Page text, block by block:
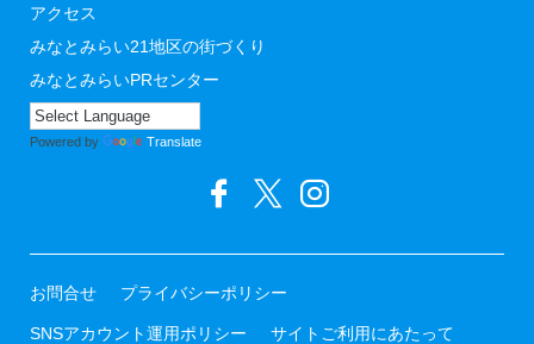
アクセス
みなとみらい21地区の街づくり
みなとみらいPRセンター
Powered by Translate
お問合せ プライバシーポリシー
SNSアカウント運用ポリシー サイトご利用にあたって